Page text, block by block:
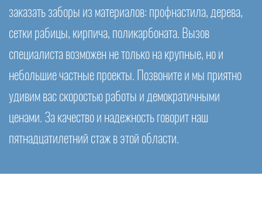
заказать заборы из материалов: профнастила, дерева,
сетки рабицы, кирпича, поликарбоната. Вызов
специалиста возможен не только на крупные, но и
небольшие частные проекты. Позвоните и мы приятно
удивим вас скоростью работы и демократичными
ценами. За качество и надежность говорит наш
пятнадцатилетний стаж в этой области.